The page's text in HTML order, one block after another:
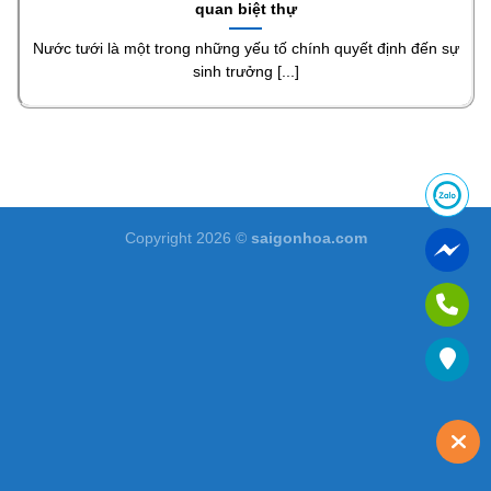
quan biệt thự
Nước tưới là một trong những yếu tố chính quyết định đến sự
sinh trưởng [...]
Copyright 2026 © saigonhoa.com